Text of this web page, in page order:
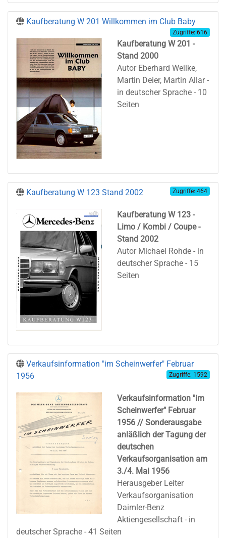
Kaufberatung W 201 Willkommen im Club Baby
Zugriffe: 616
Kaufberatung W 201 -
Stand 2000
Autor Eberhard Weilke,
Martin Deier, Martin Allar -
in deutscher Sprache - 10
Seiten
Kaufberatung W 123 Stand 2002 Zugriffe: 464
Kaufberatung W 123 -
Limo / Kombi / Coupe -
Stand 2002
Autor Michael Rohde - in
deutscher Sprache - 15
Seiten
Verkaufsinformation "im Scheinwerfer" Februar
1956
Zugriffe: 1592
Verkaufsinformation "im
Scheinwerfer" Februar
1956 // Sonderausgabe
anläßlich der Tagung der
deutschen
Verkaufsorganisation am
3./4. Mai 1956
Herausgeber Leiter
Verkaufsorganisation
Daimler-Benz
Aktiengesellschaft - in
deutscher Sprache - 41 Seiten